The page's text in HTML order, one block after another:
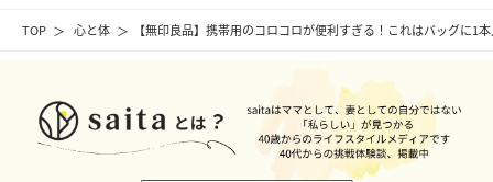
TOP 心と体 【無印良品】携帯用のコロコロが便利すぎる！これはバッグに1